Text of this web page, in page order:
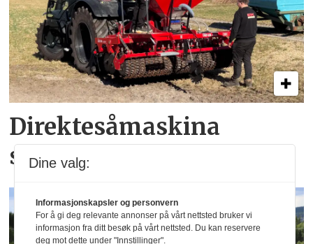
Direkte­så­maskina
skjærer gjennom enga
Dine valg:
Informasjonskapsler og personvern
For å gi deg relevante annonser på vårt nettsted bruker vi
informasjon fra ditt besøk på vårt nettsted. Du kan reservere
deg mot dette under "Innstillinger".